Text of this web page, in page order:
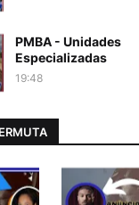
PMBA - Unidades
Especializadas
19:48